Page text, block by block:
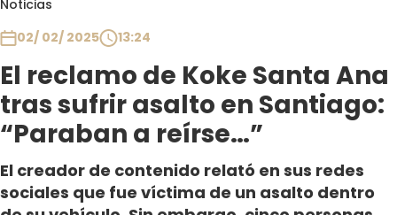
Noticias
02/ 02/ 2025
13:24
El reclamo de Koke Santa Ana
tras sufrir asalto en Santiago:
“Paraban a reírse…”
El creador de contenido relató en sus redes
sociales que fue víctima de un asalto dentro
Club De La Comedia
Contigo en Directo
Plan Perfecto
El Tiempo
Sabingo
Todos Los Programas